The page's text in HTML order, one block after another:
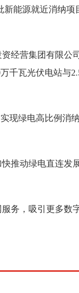
能源就近消纳
经营集团有限公
千瓦光伏电站与
现绿电高比例消
推动绿电直连发
务，吸引更多数